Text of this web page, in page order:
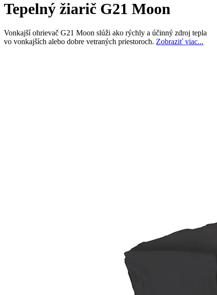
Tepelný žiarič G21 Moon
Vonkajší ohrievač G21 Moon slúži ako rýchly a účinný zdroj tepla
vo vonkajších alebo dobre vetraných priestoroch. Zobraziť viac...